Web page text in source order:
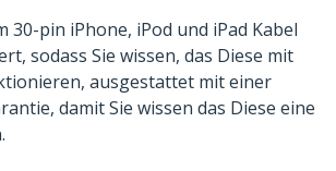
30-pin iPhone, iPod und iPad Kabel
sodass Sie wissen, das Diese mit
ausgestattet mit einer
damit Sie wissen das Diese eine